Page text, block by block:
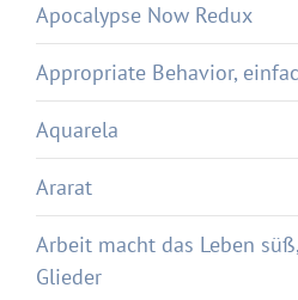
Apocalypse Now Redux
Appropriate Behavior,
Aquarela
Ararat
Arbeit macht das Leben
Glieder